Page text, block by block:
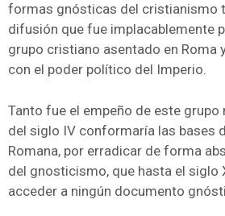
formas gnósticas del cristianismo
difusión que fue implacablemente
grupo cristiano asentado en Roma
con el poder político del Imperio.
Tanto fue el empeño de este grupo
del siglo IV conformaría las bases
Romana, por erradicar de forma
del gnosticismo, que hasta el siglo
acceder a ningún documento